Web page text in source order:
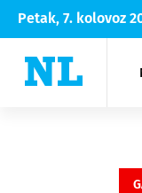
Petak, 7. kolovoz